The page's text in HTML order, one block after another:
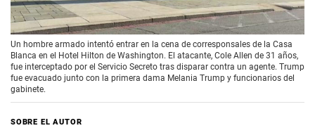
00:00/02:10
Un hombre armado intentó entrar en la cena de corresponsales de la Casa
Blanca en el Hotel Hilton de Washington. El atacante, Cole Allen de 31 años,
fue interceptado por el Servicio Secreto tras disparar contra un agente. Trump
fue evacuado junto con la primera dama Melania Trump y funcionarios del
gabinete.
SOBRE EL AUTOR